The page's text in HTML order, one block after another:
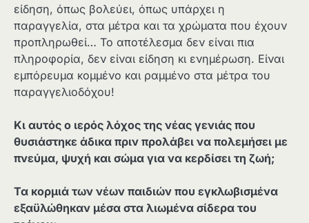
είδηση, όπως βολεύει, όπως υπάρχει η
παραγγελία, στα μέτρα και τα χρώματα που έχουν
προπληρωθεί… Το αποτέλεσμα δεν είναι πια
πληροφορία, δεν είναι είδηση κι ενημέρωση. Είναι
εμπόρευμα κομμένο και ραμμένο στα μέτρα του
παραγγελιοδόχου!
Κι αυτός ο ιερός λόχος της νέας γενιάς που
θυσιάστηκε άδικα πριν προλάβει να πολεμήσει με
πνεύμα, ψυχή και σώμα για να κερδίσει τη ζωή;
Τα κορμιά των νέων παιδιών που εγκλωβισμένα
εξαϋλώθηκαν μέσα στα λιωμένα σίδερα του